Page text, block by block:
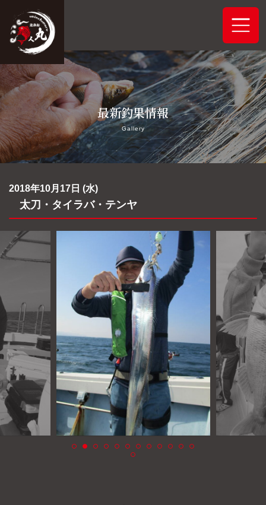
ホーム
システムご案内
最新釣果情報
船舶概要
アクセス
プライバシーポリシー
お問い合わせ
お知らせ
最新釣果情報
Gallery
2018年10月17日 (水)
太刀・タイラバ・テンヤ